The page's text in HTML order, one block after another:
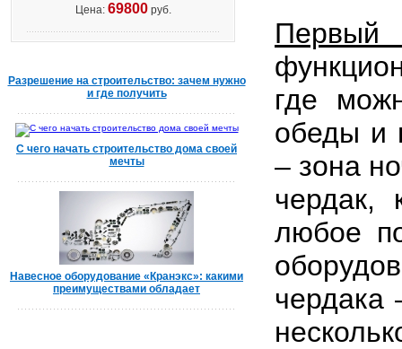
Цена: 69800руб.
Разрешение на строительство: зачем нужно
и где получить
С чего начать строительство дома своей
мечты
Навесное оборудование «Кранэкс»: какими
преимуществами обладает
где
обеды и
– зона
чердак,
любое
чердака